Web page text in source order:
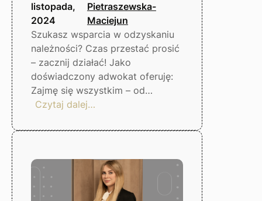
listopada,
2024
Pietraszewska-
Maciejun
Szukasz wsparcia w odzyskaniu
należności? Czas przestać prosić
– zacznij działać! Jako
doświadczony adwokat oferuję:
Zajmę się wszystkim – od…
Czytaj dalej…
windykacja
–
Gorzów
Wlkp.